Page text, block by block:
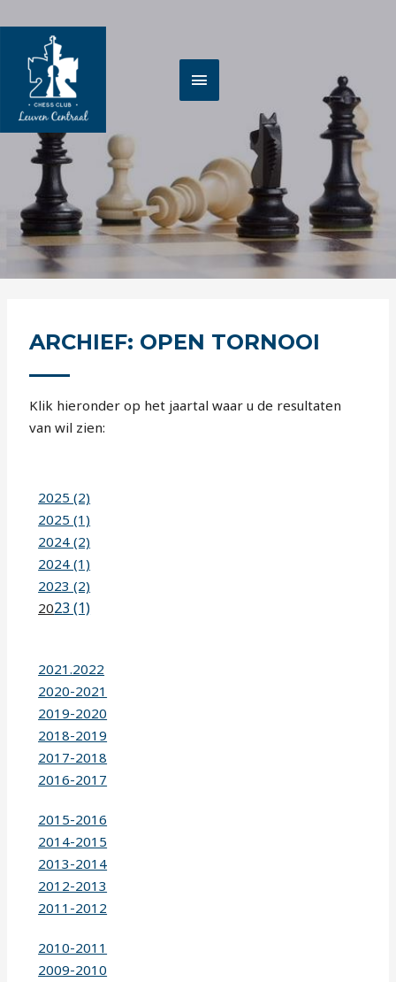
naar
inhoud
ARCHIEF: OPEN TORNOOI
Klik hieronder op het jaartal waar u de resultaten
van wil zien:
2025 (2)
2025 (1)
2024 (2)
2024 (1)
2023 (2)
2023 (1)
2021.2022
2020-2021
2019-2020
2018-2019
2017-2018
2016-2017
2015-2016
2014-2015
2013-2014
2012-2013
2011-2012
2010-2011
2009-2010